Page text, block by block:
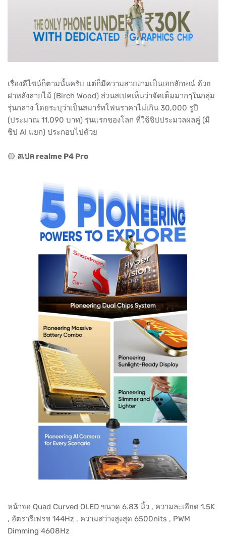
เรื่องดีไซน์ก็ตามนั้นครับ แต่ก็มีความสวยงามเป็นเอกลักษณ์ ด้วย
ฝาหลังลายไม้ (Birch Wood) ส่วนสเปคเห็นว่าจัดเต็มมากๆในกลุ่ม
รุ่นกลาง โดยระบุว่าเป็นสมาร์ทโฟนราคาไม่เกิน 30,000 รูปี
(ประมาณ 11,090 บาท) รุ่นแรกของโลก ที่ใช้ชิปประมวลผลคู่ (มี
ชิป AI แยก) ประกอบไปด้วย
🟡 สเปค realme P4 Pro
หน้าจอ Quad Curved OLED ขนาด 6.83 นิ้ว , ความละเอียด 1.5K
, อัตรารีเฟรช 144Hz , ความสว่างสูงสุด 6500nits , PWM
Dimming 4608Hz